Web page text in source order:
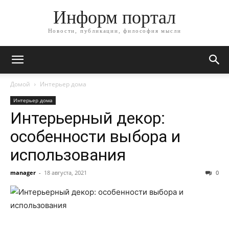
Информ портал
Новости, публикации, философия мысли
Домой Интерьер дома
Интерьер дома
Интерьерный декор:
особенности выбора и
использования
manager - 18 августа, 2021 0